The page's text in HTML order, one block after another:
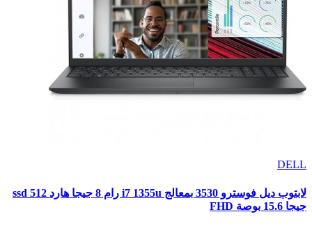
DELL
لابتوب ديل فوسترو 3530 بمعالج i7 1355u رام 8 جيجا هارد ssd 512
جيجا 15.6 بوصة FHD